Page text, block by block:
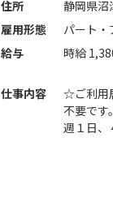
住所
静岡県沼
雇用形態
パート・
給与
時給
仕事内容
☆ご利用
不要です
週１日、